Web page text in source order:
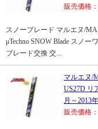
販売価格
スノーブレード マルエヌ/
μTechno SNOW Blade スノ
ブレード交換 交...
マルエヌ/
US27D リ
月～2013
販売価格